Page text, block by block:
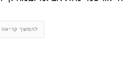
להמשך קריאה